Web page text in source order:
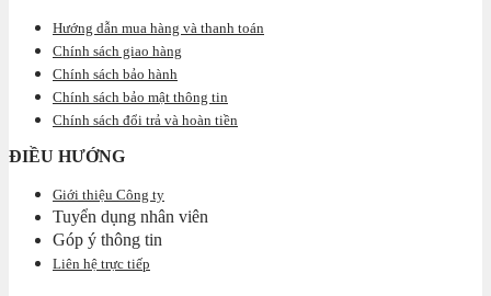
Hướng dẫn mua hàng và thanh toán
Chính sách giao hàng
Chính sách bảo hành
Chính sách bảo mật thông tin
Chính sách đổi trả và hoàn tiền
ĐIỀU HƯỚNG
Giới thiệu Công ty
Tuyển dụng nhân viên
Góp ý thông tin
Liên hệ trực tiếp